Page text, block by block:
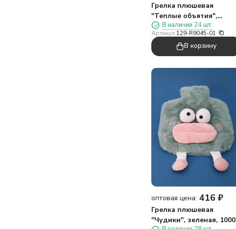
Грелка плюшевая
"Теплые объятия",
белая, 400 мл (30*24 см)
В наличии 24 шт.
Артикул:129-R9045-01
В корзину
оптовая цена: 416 ₽
Грелка плюшевая
"Чудики", зеленая, 1000